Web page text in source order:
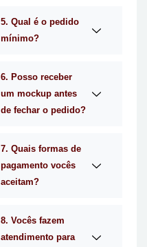
5. Qual é o pedido
mínimo?
6. Posso receber
um mockup antes
de fechar o pedido?
7. Quais formas de
pagamento vocês
aceitam?
8. Vocês fazem
atendimento para